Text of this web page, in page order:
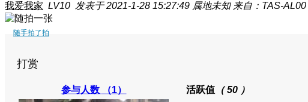
我爱我家 LV10 发表于 2021-1-28 15:27:49 属地未知 来自：TAS-AL00
随手拍了拍
打赏
参与人数 （1） 活跃值（ 50 ）